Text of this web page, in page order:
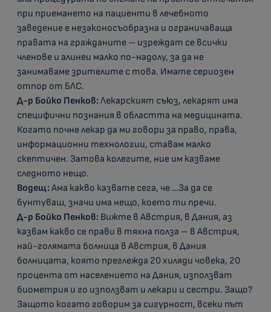
при приемането на пациенти в лечебното
заведение е незаконосъобразна и ограничаваща
правата на гражданите – изреждат се всички
членове и алинеи малко по-надолу, за да не
занимаваме зрителите с това. Имате сериозен
отпор от БЛС.
Д-р Бойко Пенков:Лекарският съюз, лекарят има
специфични познания в областта на медицината.
Когато почне лекар да ми говори за право, права,
информационни технологии, ставам малко
скептичен. Затова колегите, ние им казваме
следното нещо.
Водещ:Ама какво казвате сега, че …За да се
бунтуваш, значи има нещо, което ти пречи.
Д-р Бойко Пенков: Вижте в Австрия, в Дания, аз
казвам какво се прави в тяхна полза – в Австрия,
най-голямата болница в Австрия, в Дания
болницата, която преглежда 20 хиляди човека, 20
процента от населението на Дания, използват
биометрия и го използват и лекари и сестри. Защо?
Защото когато говорим за сигурност, всеки път